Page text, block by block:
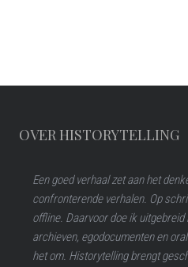
OVER HISTORYTELLING
Een goed verhaal zet aan het
confronterende verhalen. Op
offline. Daarvoor doe ik
archieven, egodocumenten en
het om. Historytelling brengt